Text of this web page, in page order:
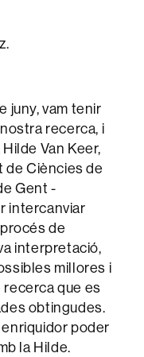
juny, vam tenir
recerca, i
Van Keer,
Ciències de
Gent -
intercanviar
de
interpretació,
millores i
que es
obtingudes.
poder
la Hilde.